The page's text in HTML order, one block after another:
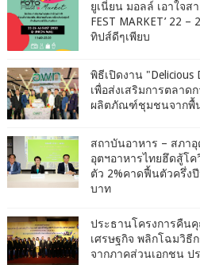
ยูเนี่ยน มอลล์ เอาใจสา
FEST MARKET’ 22
ทิปส์ดีๆเพียบ
พิธีเปิดงาน
เพื่อส่งเสริมการตลาด
ผลิตภัณฑ์ชุมชนจากพื้
สถาบันอาหาร – สภา
อุตฯอาหารไทยฮึดสู้โ
ตัว 2%คาดฟื้นตัวครึ่ง
บาท
ประธานโครงการคืน
เศรษฐกิจ พลิกโฉมวิธี
จากภาคส่วนเอกชน ป